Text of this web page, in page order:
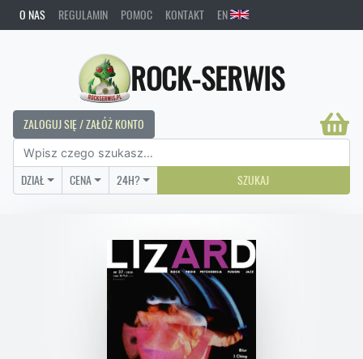
O NAS REGULAMIN POMOC KONTAKT EN
ROCK-SERWIS
ZALOGUJ SIĘ / ZAŁÓŻ KONTO
DZIAŁ CENA 24H? SZUKAJ